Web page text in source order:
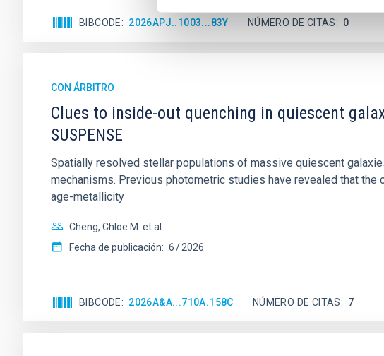
BIBCODE 2026APJ..1003...83Y NÚMERO DE CITAS 0
CON ÁRBITRO
Clues to inside-out quenching in quiescent
SUSPENSE
Spatially resolved stellar populations of massive quiescent
mechanisms. Previous photometric studies have revealed that
age-metallicity
Cheng, Chloe M. et al.
Fecha de publicación: 6 2026
BIBCODE 2026A&A...710A.158C NÚMERO DE CITAS 7